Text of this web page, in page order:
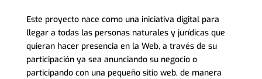
Este proyecto nace como una iniciativa digital para
llegar a todas las personas naturales y jurídicas que
quieran hacer presencia en la Web, a través de su
participación ya sea anunciando su negocio o
participando con una pequeño sitio web, de manera